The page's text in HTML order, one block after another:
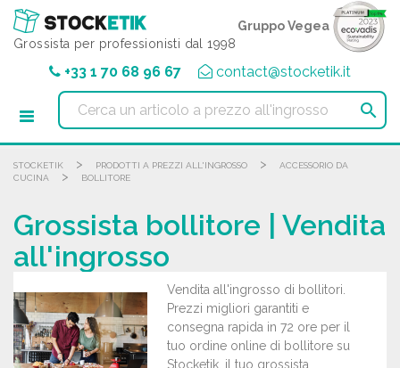
Grossista per professionisti dal 1998
Gruppo Vegea
+33 1 70 68 96 67 contact@stocketik.it

STOCKETIK > PRODOTTI A PREZZI ALL'INGROSSO >
ACCESSORIO DA
CUCINA
> BOLLITORE
Grossista bollitore | Vendita
all'ingrosso
Vendita all'ingrosso di bollitori.
Prezzi migliori garantiti e
consegna rapida in 72 ore per il
tuo ordine online di bollitore su
Stocketik, il tuo grossista
Pannello di gestione dei cookies